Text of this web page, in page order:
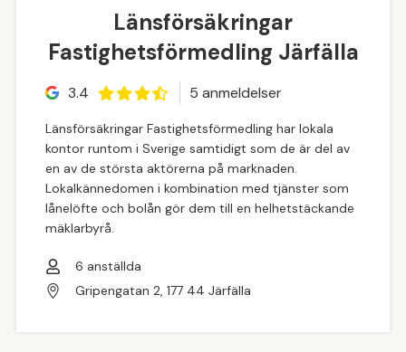
Länsförsäkringar
Fastighetsförmedling Järfälla
3.4 5 anmeldelser
Länsförsäkringar Fastighetsförmedling har lokala
kontor runtom i Sverige samtidigt som de är del av
en av de största aktörerna på marknaden.
Lokalkännedomen i kombination med tjänster som
lånelöfte och bolån gör dem till en helhetstäckande
mäklarbyrå.
6 anställda
Gripengatan 2, 177 44 Järfälla